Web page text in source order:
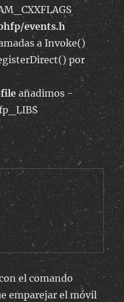
events.h
a Invoke()
por
añadimos -
el comando
emparejar el móvil